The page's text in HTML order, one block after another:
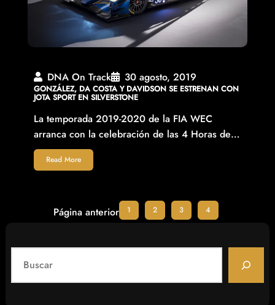
DNA On Track 30 agosto, 2019
GONZÁLEZ, DA COSTA Y DAVIDSON SE ESTRENAN CON
JOTA SPORT EN SILVERSTONE
La temporada 2019-2020 de la FIA WEC
arranca con la celebración de las 4 Horas de…
Read More
Página anterior 1 2 3 4
a